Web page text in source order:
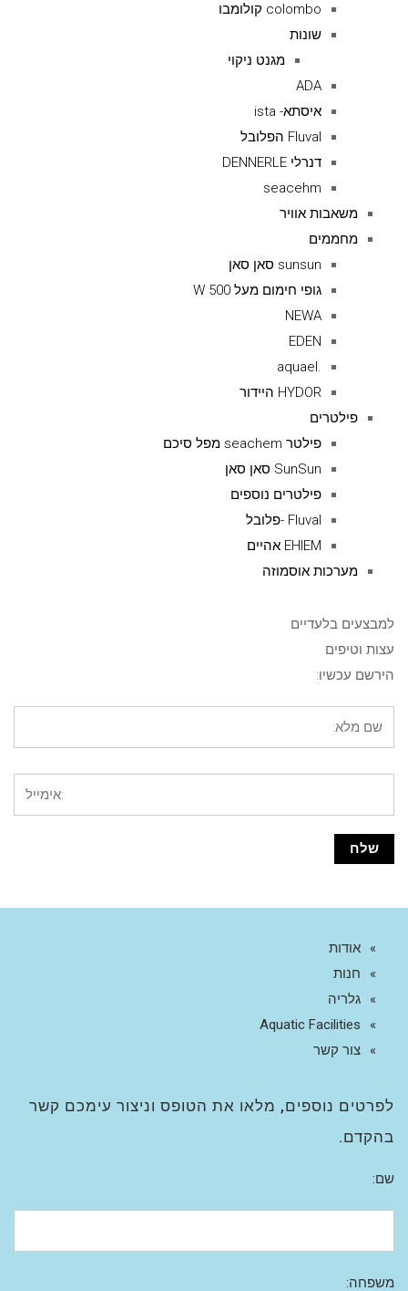
colombo קולומבו
שונות
מגנט ניקוי
ADA
איסתא- ista
Fluval הפלובל
דנרלי DENNERLE
seacehm
משאבות אוויר
מחממים
sunsun סאן סאן
גופי חימום מעל 500 W
NEWA
EDEN
.aquael
HYDOR היידור
פילטרים
פילטר seachem מפל סיכם
SunSun סאן סאן
פילטרים נוספים
Fluval -פלובל
EHIEM אהיים
מערכות אוסמוזה
למבצעים בלעדיים
עצות וטיפים
הירשם עכשיו:
אודות
חנות
גלריה
Aquatic Facilities
צור קשר
לפרטים נוספים, מלאו את הטופס וניצור עימכם קשר
בהקדם.
שם:
משפחה: